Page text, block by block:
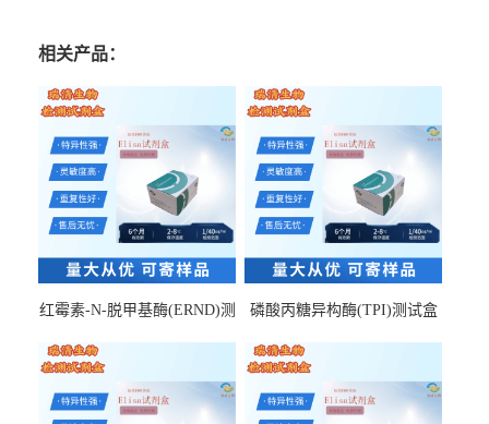
相关产品：
红霉素-N-脱甲基酶(ERND)测
磷酸丙糖异构酶(TPI)测试盒